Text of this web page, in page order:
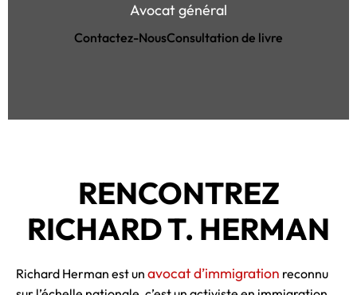
Avocat général
Contactez-NousConsultation de livre
RENCONTREZ
RICHARD T. HERMAN
Richard Herman est un avocat d’immigration reconnu